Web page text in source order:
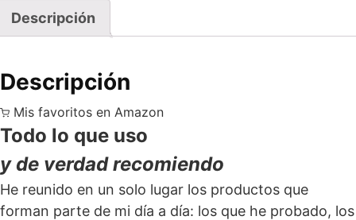
Descripción
Descripción
Mis favoritos en Amazon
Todo lo que uso
y de verdad recomiendo
He reunido en un solo lugar los productos que
forman parte de mi día a día: los que he probado, los